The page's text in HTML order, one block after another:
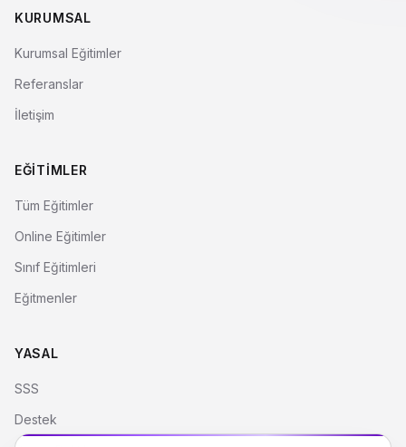
KURUMSAL
Kurumsal Eğitimler
Referanslar
İletişim
EĞITIMLER
Tüm Eğitimler
Online Eğitimler
Sınıf Eğitimleri
Eğitmenler
YASAL
SSS
Destek